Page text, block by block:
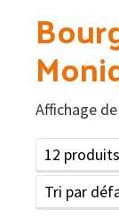
Affichage